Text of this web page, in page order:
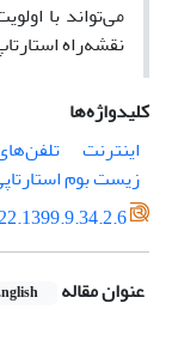
می‌تواند با
نقشه‌راه
کلیدواژه‌ها
اینترنت
زیست بوم
عنوان مقاله